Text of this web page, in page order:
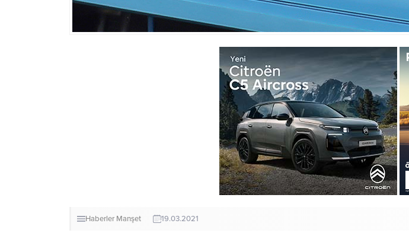
Haberler Manşet 19.03.2021